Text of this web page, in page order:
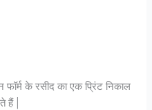
के रसीद का एक प्रिंट निकाल
हैं |